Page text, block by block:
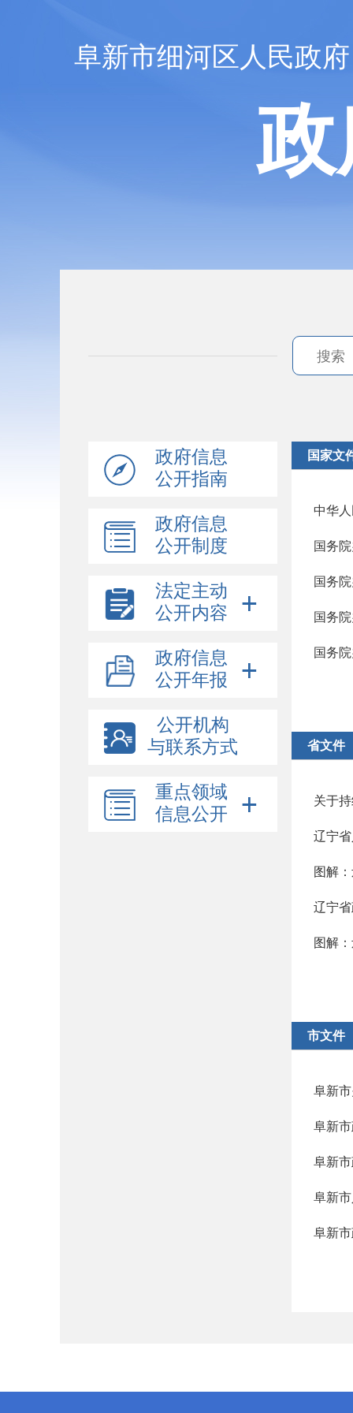
阜新市细河区人民政府
政府信息
公开指南
政府信息
公开制度
法定主动
公开内容
政府信息
公开年报
公开机构
与联系方式
重点领域
信息公开
国家文
中华
国务
国务
国务
省文件
关于
辽宁
图解
辽宁
图解
市文件
阜新
阜新
阜新
阜新